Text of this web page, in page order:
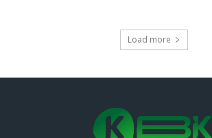
Load more